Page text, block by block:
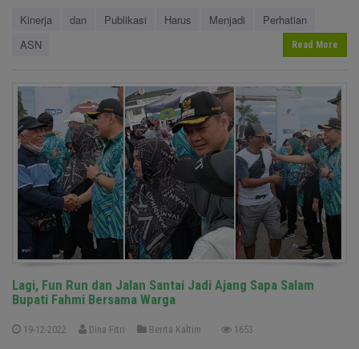
Kinerja dan Publikasi Harus Menjadi
Perhatian
ASN
Read More
Lagi, Fun Run dan Jalan Santai Jadi Ajang Sapa Salam
Bupati Fahmi Bersama Warga
19-12-2022 Dina Fitri Berita Kaltim 1653